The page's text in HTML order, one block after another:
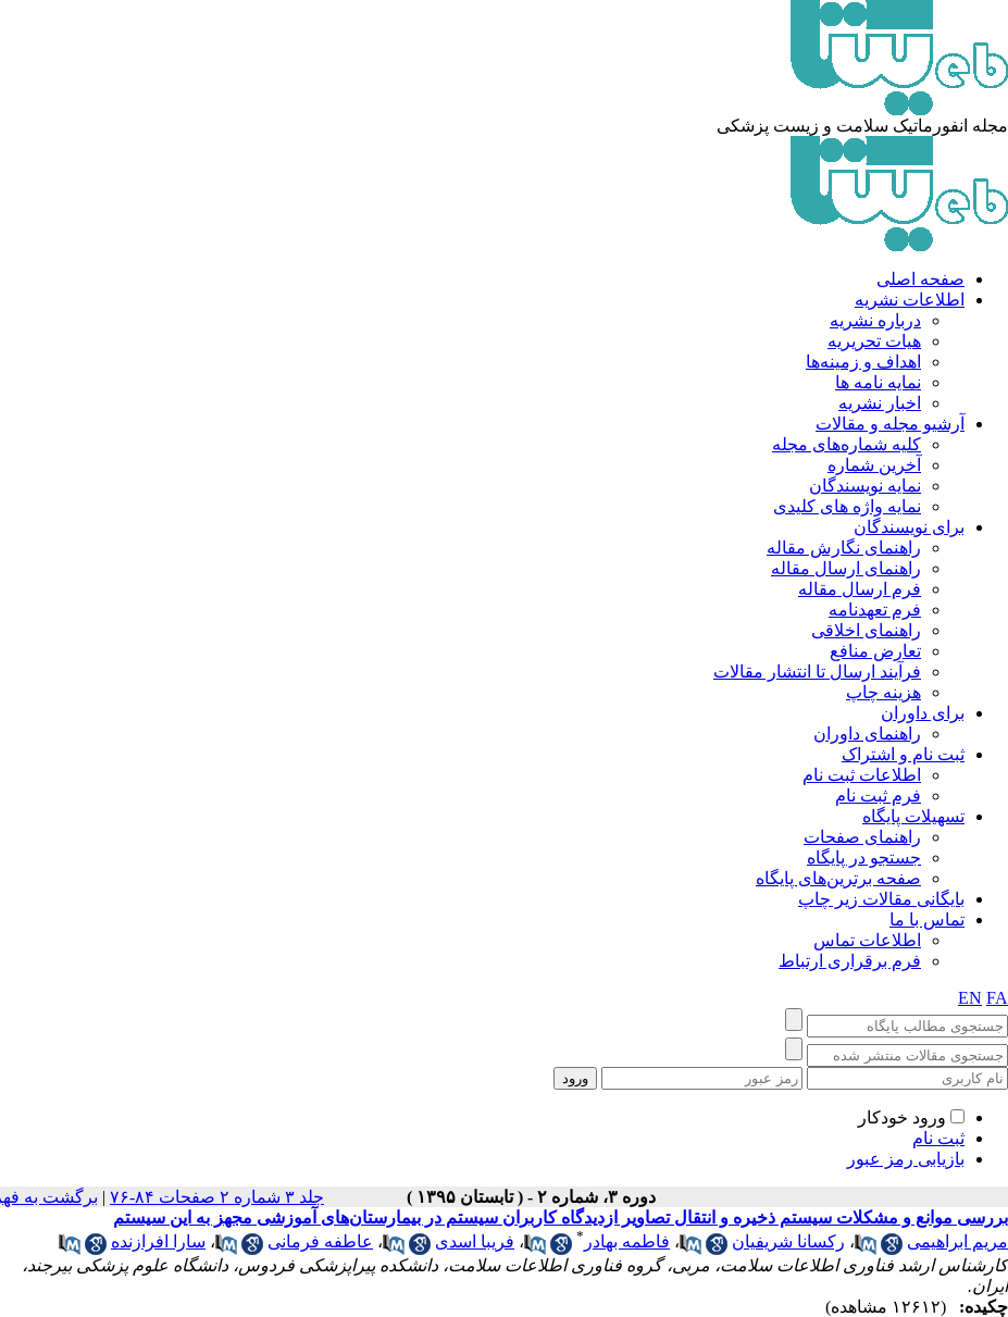
مجله انفورماتیک سلامت و زیست پزشکی
صفحه اصلی
اطلاعات نشریه
درباره نشریه
هیات تحریریه
اهداف و زمینه‌ها
نمایه نامه ها
اخبار نشریه
آرشیو مجله و مقالات
کلیه شماره‌های مجله
آخرین شماره
نمایه نویسندگان
نمایه واژه های کلیدی
برای نویسندگان
راهنمای نگارش مقاله
راهنمای ارسال مقاله
فرم ارسال مقاله
فرم تعهدنامه
راهنمای اخلاقی
تعارض منافع
فرآیند ارسال تا انتشار مقالات
هزینه چاپ
برای داوران
راهنمای داوران
ثبت نام و اشتراک
اطلاعات ثبت نام
فرم ثبت نام
تسهیلات پایگاه
راهنمای صفحات
جستجو در پایگاه
صفحه برترین‌های پایگاه
بایگانی مقالات زیر چاپ
تماس با ما
اطلاعات تماس
فرم برقراری ارتباط
EN FA
ورود خودکار
ثبت نام
بازیابی رمز عبور
دوره ۳، شماره ۲ - ( تابستان ۱۳۹۵ ) جلد ۳ شماره ۲ صفحات ۸۴-۷۶ | برگشت به
بررسی موانع و مشکلات سیستم ذخیره و انتقال تصاویر ازدیدگاه کاربران سیستم در بیمارستان‌های آموزشی مجهز به این سیستم
مریم ابراهیمی
، رکسانا شریفیان ، فاطمه بهادر * ، فریبا اسدی ، عاطفه فرمانی ، سارا افرازنده
کارشناس ارشد فناوری اطلاعات سلامت، مربی، گروه فناوری اطلاعات سلامت، دانشکده پیراپزشکی فردوس، دانشگاه علوم پزشکی بیرجند،
‌ایران.
چکیده:
(۱۲۶۱۲ مشاهده)